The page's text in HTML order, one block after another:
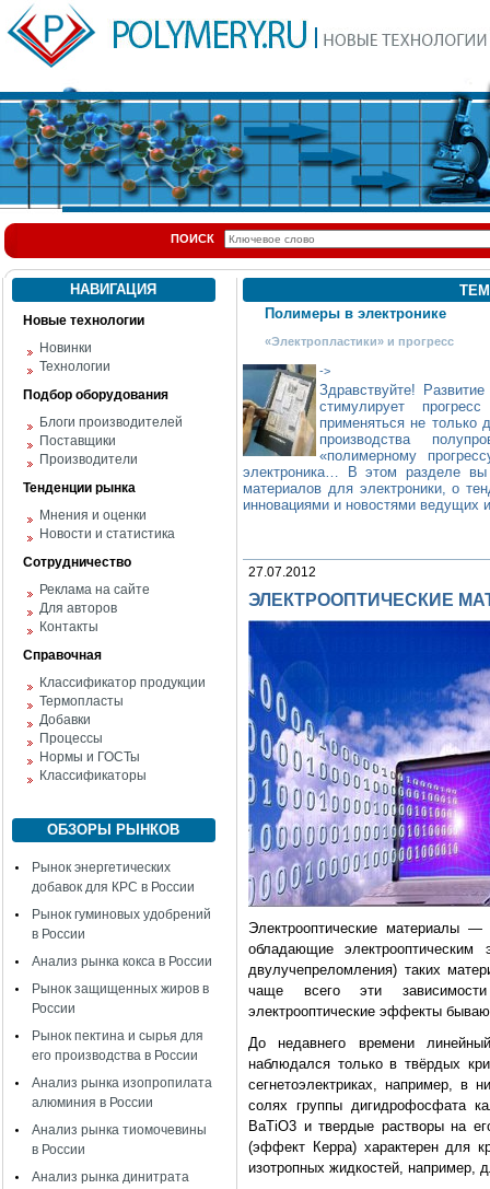
ПОИСК
НАВИГАЦИЯ
Новые технологии
Новинки
Технологии
Подбор оборудования
Блоги производителей
Поставщики
Производители
Тенденции рынка
Мнения и оценки
Новости и статистика
Сотрудничество
Реклама на сайте
Для авторов
Контакты
Справочная
Классификатор продукции
Термопласты
Добавки
Процессы
Нормы и ГОСТы
Классификаторы
ОБЗОРЫ РЫНКОВ
Рынок энергетических
добавок для КРС в России
Рынок гуминовых удобрений
в России
Анализ рынка кокса в России
Рынок защищенных жиров в
России
Рынок пектина и сырья для
его производства в России
Анализ рынка изопропилата
алюминия в России
Анализ рынка тиомочевины
в России
Анализ рынка динитрата
Полимеры в электронике
«Электропластики» и прогресс
->
Здравствуйте!
стимулирует
применяться не только
производства
«полимерному
электроника… В этом разделе вы
материалов для электроники, о
инновациями и новостями ведущих
27.07.2012
ЭЛЕКТРООПТИЧЕСКИЕ
Электрооптические материалы —
обладающие
двулучепреломления) таких
чаще всего эти
электрооптические эффекты
До недавнего времени
наблюдался только в твёрдых
сегнетоэлектриках, например, в
солях группы дигидрофосфата
BaTiO3 и твердые растворы на
(эффект Керра) характерен для
изотропных жидкостей, например,